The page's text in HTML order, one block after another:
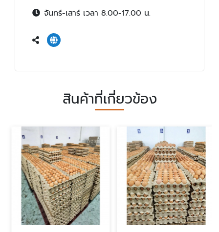
จันทร์-เสาร์ เวลา 8.00-17.00 น.
สินค้าที่เกี่ยวข้อง